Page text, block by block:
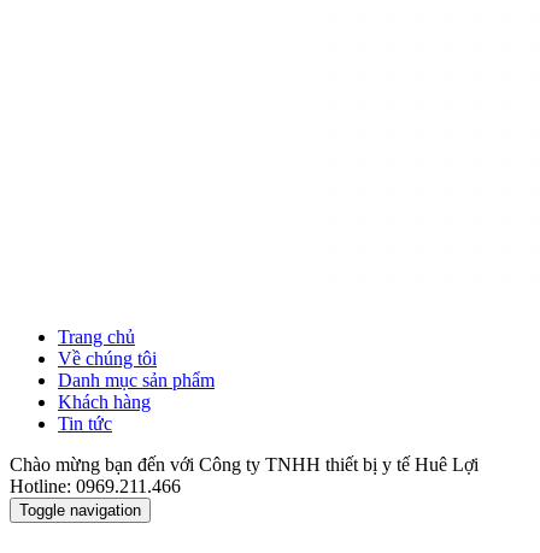
Trang chủ
Về chúng tôi
Danh mục sản phẩm
Khách hàng
Tin tức
Chào mừng bạn đến với Công ty TNHH thiết bị y tế Huê Lợi
Hotline: 0969.211.466
Toggle navigation